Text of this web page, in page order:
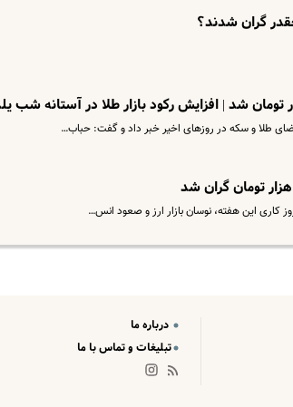
کاری این هفته، نوسان بازار ارز و صعود انس…
درباره ما
تبلیغات و تماس با ما